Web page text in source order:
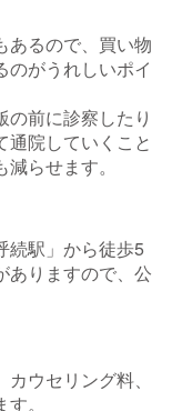
あるので、買い物
のがうれしいポイ
前に診察したり
通院していくこと
らせます。
続駅」から徒歩5
ありますので、公
ウセリング料、
。